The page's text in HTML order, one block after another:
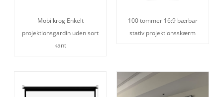
Mobilkrog Enkelt
projektionsgardin uden sort
kant
100 tommer 16:9 bærbar
stativ projektionsskærm